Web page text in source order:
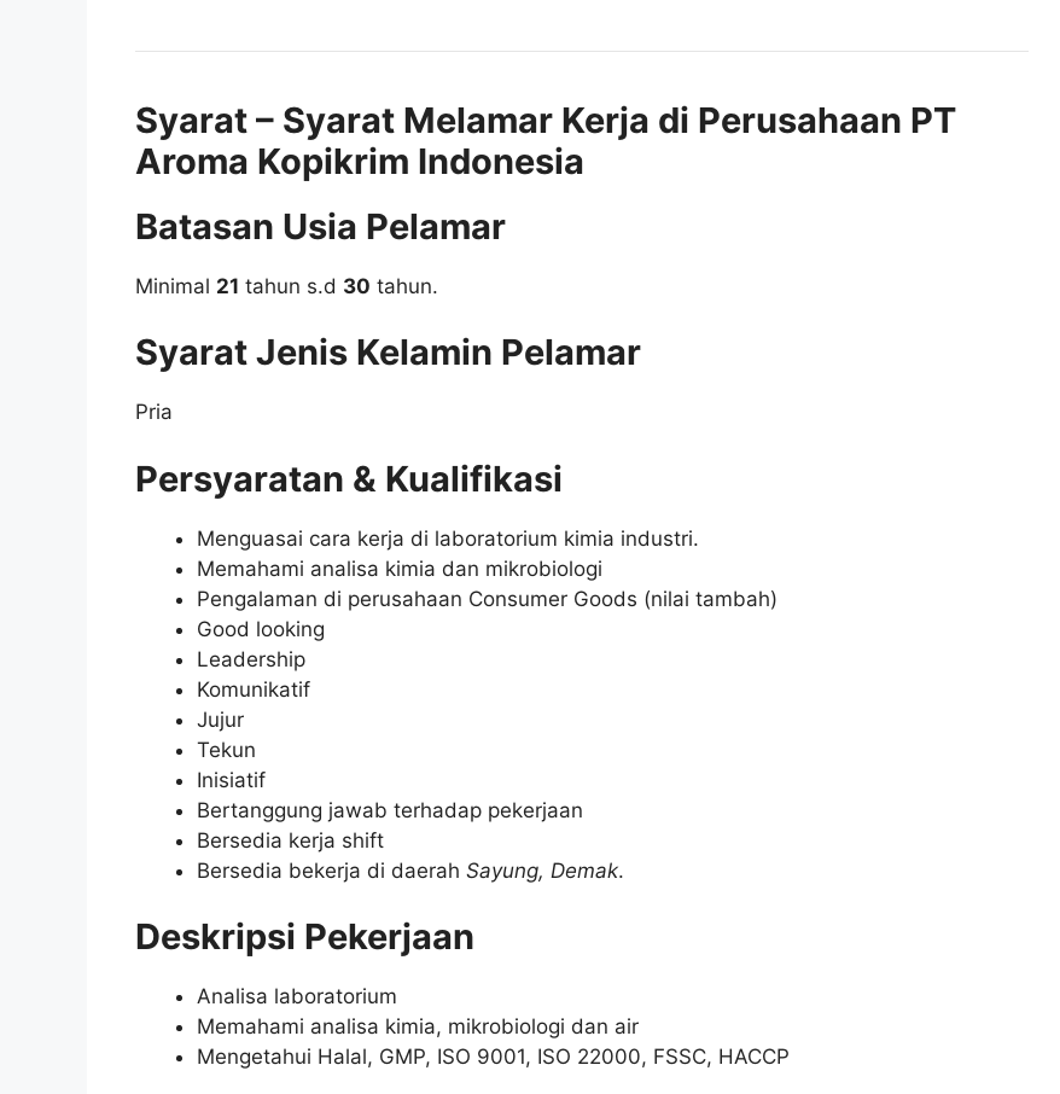
Syarat – Syarat Melamar Kerja di Perusahaan PT
Aroma Kopikrim Indonesia
Batasan Usia Pelamar
Minimal 21 tahun s.d 30 tahun.
Syarat Jenis Kelamin Pelamar
Pria
Persyaratan & Kualifikasi
Menguasai cara kerja di laboratorium kimia industri.
Memahami analisa kimia dan mikrobiologi
Pengalaman di perusahaan Consumer Goods (nilai tambah)
Good looking
Leadership
Komunikatif
Jujur
Tekun
Inisiatif
Bertanggung jawab terhadap pekerjaan
Bersedia kerja shift
Bersedia bekerja di daerah Sayung, Demak.
Deskripsi Pekerjaan
Analisa laboratorium
Memahami analisa kimia, mikrobiologi dan air
Mengetahui Halal, GMP, ISO 9001, ISO 22000, FSSC, HACCP